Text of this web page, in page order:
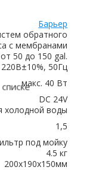
Барьер
обратного
с мембранами
от 50 до 150 gal.
220В±10%, 50Гц
макс. 40 Вт
DC 24V
холодной воды
1,5
под мойку
4.5 кг
200x190x150мм